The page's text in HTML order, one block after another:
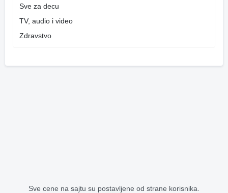
Sve za decu
TV, audio i video
Zdravstvo
Sve cene na sajtu su postavljene od strane korisnika.